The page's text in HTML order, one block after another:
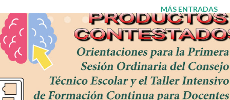
colectivo docente a asumir su rol protagónico, construir su
itinerario de trabajo y dar continuidad al Proceso de Mejora
Continua desde sus propios contextos escolares. 🎓 Principales
objetivos de esta sesión del CTE Analizar las características de
las Comunidades de Aprendizaje para identificar los rasgos
presentes en el colectivo escolar. Definir objetivos, metas y
acciones del Programa de Mejora Continua de la escuela.
MÁS ENTRADAS